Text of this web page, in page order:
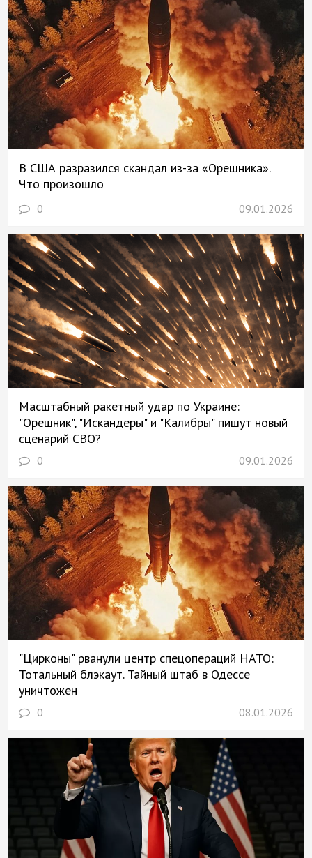
В США разразился скандал из-за «Орешника».
Что произошло
0 09.01.2026
Масштабный ракетный удар по Украине:
"Орешник", "Искандеры" и "Калибры" пишут новый
сценарий СВО?
0 09.01.2026
"Цирконы" рванули центр спецопераций НАТО:
Тотальный блэкаут. Тайный штаб в Одессе
уничтожен
0 08.01.2026